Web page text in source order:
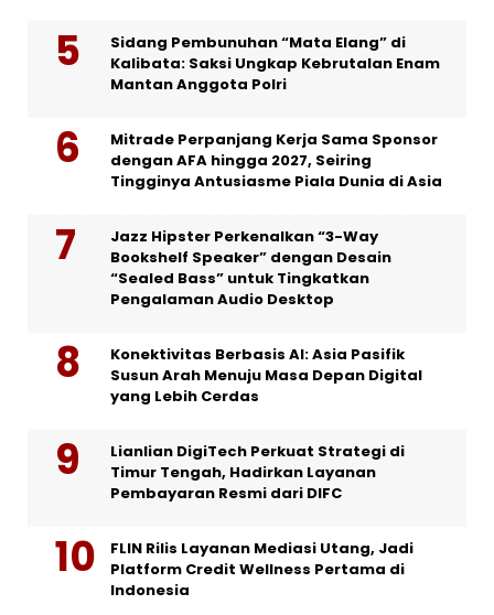
Sidang Pembunuhan “Mata Elang” di
Kalibata: Saksi Ungkap Kebrutalan Enam
Mantan Anggota Polri
Mitrade Perpanjang Kerja Sama Sponsor
dengan AFA hingga 2027, Seiring
Tingginya Antusiasme Piala Dunia di Asia
Jazz Hipster Perkenalkan “3-Way
Bookshelf Speaker” dengan Desain
“Sealed Bass” untuk Tingkatkan
Pengalaman Audio Desktop
Konektivitas Berbasis AI: Asia Pasifik
Susun Arah Menuju Masa Depan Digital
yang Lebih Cerdas
Lianlian DigiTech Perkuat Strategi di
Timur Tengah, Hadirkan Layanan
Pembayaran Resmi dari DIFC
FLIN Rilis Layanan Mediasi Utang, Jadi
Platform Credit Wellness Pertama di
Indonesia